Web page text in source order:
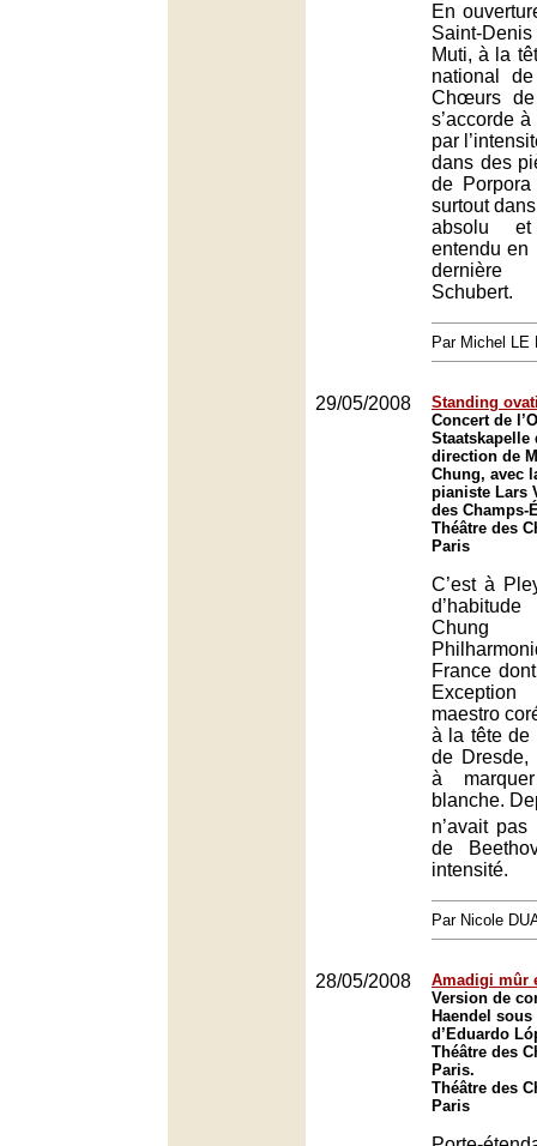
En
Saint-
Muti, à la
national
Chœurs
s’accorde
par
dans des
de
surtout
absolu
entendu en
Schubert.
Par Michel LE
29/05/2008
Standing
Concert de
Staatskapelle
direction de
Chung, avec
pianiste Lars
des Champs-
Théâtre des
Paris
C’est à
France
maestro
à la tête de
de Dresde,
à
blanche.
n’avait
de
intensité.
Par Nicole
28/05/2008
Amadigi mûr
Version de
Haendel
d’Eduardo
Théâtre des
Paris.
Théâtre des
Paris